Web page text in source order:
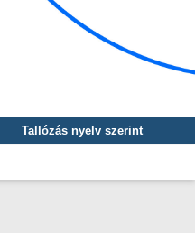
Tallózás nyelv szerint